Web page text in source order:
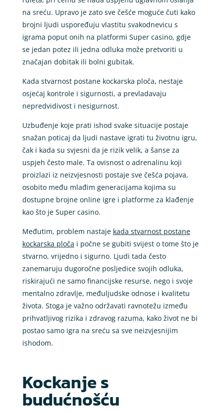
na sreću. Upravo je zato sve češće moguće čuti kako
brojni ljudi uspoređuju vlastitu svakodnevicu s
igrama poput onih na platformi Super casino, gdje
se jedan potez ili jedna odluka može pretvoriti u
značajan dobitak ili bolni gubitak.
Kada stvarnost postane kockarska ploča, nestaje
osjećaj kontrole i sigurnosti, a prevladavaju
nepredvidivost i nesigurnost.
Uzbuđenje koje prati ishod svake situacije postaje
snažan poticaj da ljudi nastave igrati tu životnu igru,
čak i kada su svjesni da je rizik velik, a šanse za
uspjeh često male. Ta ovisnost o adrenalinu koji
proizlazi iz neizvjesnosti postaje sve češća pojava,
osobito među mlađim generacijama kojima su
dostupne brojne online igre i platforme za klađenje
kao što je Super casino.
Međutim, problem nastaje kada stvarnost postane
kockarska ploča i počne se gubiti svijest o tome što je
stvarno, vrijedno i sigurno. Ljudi tada često
zanemaruju dugoročne posljedice svojih odluka,
riskirajući ne samo financijske resurse, nego i svoje
mentalno zdravlje, međuljudske odnose i kvalitetu
života. Stoga je važno održavati ravnotežu između
prihvatljivog rizika i zdravog razuma, kako život ne bi
postao samo igra na sreću sa sve neizvjesnijim
ishodom.
Kockanje s
budućnošću